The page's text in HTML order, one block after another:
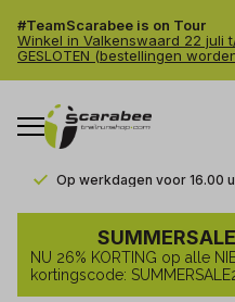
#TeamScarabee is on Tour
Winkel in Valkenswaard 22 juli
GESLOTEN (bestellingen
Op werkdagen voor 16.00
Salomon
Bonatti
Cross
NU 26% KORTING op alle
kortingscode: